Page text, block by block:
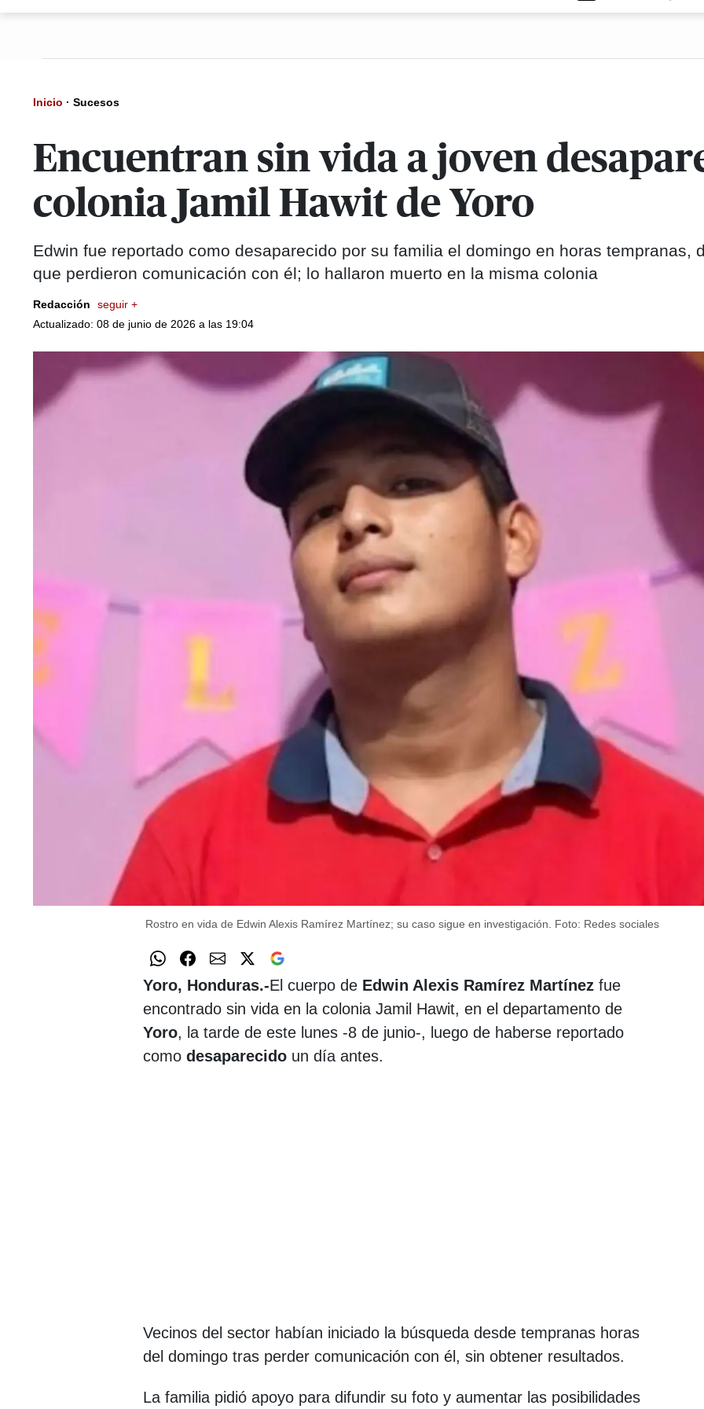
Inicio · Sucesos
Encuentran sin vida a joven
colonia Jamil Hawit de Yoro
Edwin fue reportado como desaparecido por su familia el domingo en horas tempranas,
que perdieron comunicación con él; lo hallaron muerto en la misma colonia
Redacción
seguir +
Actualizado: 08 de junio de 2026 a las 19:04
Rostro en vida de Edwin Alexis Ramírez Martínez; su caso sigue en investigación. Foto: Redes sociales
Yoro, Honduras.-El cuerpo de Edwin Alexis Ramírez Martínezfue
encontrado sin vida en la colonia Jamil Hawit, en el departamento de
Yoro, la tarde de este lunes -8 de junio-, luego de haberse reportado
como desaparecido un día antes.
Vecinos del sector habían iniciado la búsqueda desde tempranas horas
del domingo tras perder comunicación con él, sin obtener resultados.
La familia pidió apoyo para difundir su foto y aumentar las posibilidades